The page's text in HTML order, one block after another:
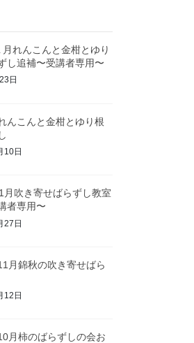
れんこんと金柑とゆり
し追補〜受講者専用〜
日
んこんと金柑とゆり根
10日
月吹き寄せばらずし教室
者専用〜
27日
月錦秋の吹き寄せばら
12日
月柿のばらずしの会お